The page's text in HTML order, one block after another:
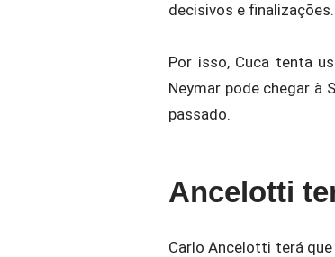
decisivos e finalizações.
Por isso, Cuca tenta
Neymar pode chegar à
passado.
Ancelotti
Carlo Ancelotti terá